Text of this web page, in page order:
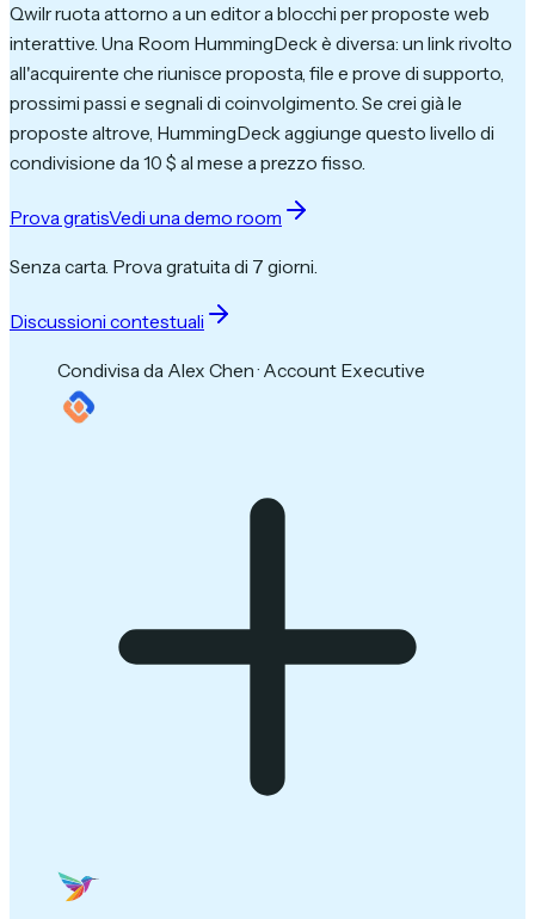
Qwilr ruota attorno a un editor a blocchi per proposte web
interattive. Una Room HummingDeck è diversa: un link rivolto
all'acquirente che riunisce proposta, file e prove di supporto,
prossimi passi e segnali di coinvolgimento. Se crei già le
proposte altrove, HummingDeck aggiunge questo livello di
condivisione da 10 $ al mese a prezzo fisso.
Prova gratisVedi una demo room
Senza carta. Prova gratuita di 7 giorni.
Discussioni contestuali
Condivisa da Alex Chen · Account Executive